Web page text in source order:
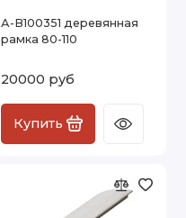
А-В100351 деревянная
рамка 80-110
20000 руб
Купить